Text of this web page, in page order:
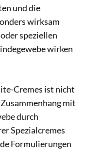
und die
wirksam
speziellen
wirken
Cremes ist nicht
mit
durch
Spezialcremes
Formulierungen